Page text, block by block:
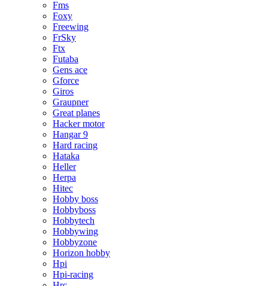
Fms
Foxy
Freewing
FrSky
Ftx
Futaba
Gens ace
Gforce
Giros
Graupner
Great planes
Hacker motor
Hangar 9
Hard racing
Hataka
Heller
Herpa
Hitec
Hobby boss
Hobbyboss
Hobbytech
Hobbywing
Hobbyzone
Horizon hobby
Hpi
Hpi-racing